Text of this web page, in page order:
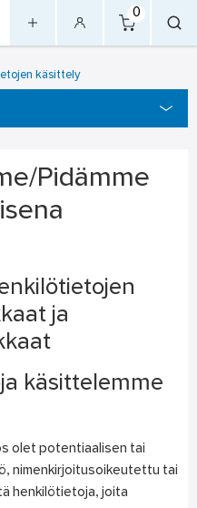
0
käsittely
Pidämme
ja
käsittelemme
olet potentiaalisen tai
nimenkirjoitusoikeutettu tai
henkilötietoja, joita